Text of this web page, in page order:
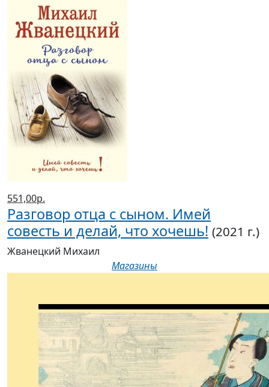
551,00р.
Разговор отца с сыном. Имей
совесть и делай, что хочешь! (2021 г.)
Жванецкий Михаил
Магазины